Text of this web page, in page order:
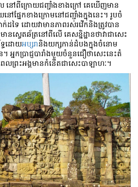
នៅពីក្រោយជញ្ជាំងខាងក្រៅ គេឃើញមាន
ផ្នែកខាងក្រោមនៅជញ្ជាំងក្នុងនេះ។ រូបចំ
ដទៃ ដោយវាមានភាពរស់រវើក​និងត្រូវបាន
នស្វេតឆ័ត្រនៅពីលើ គេសន្និដ្ឋានថាវាជា​សេះ
ធដោយអប្សរា​និងយក្សកាន់ដំបង​ក្នុងចំនោម
នកប្រាជ្ញបារាំងមួយចំនួនជឿថាសេះនេះតំ
លព្រះអង្គមានកំនើតជាសេះបាឡាហៈ។